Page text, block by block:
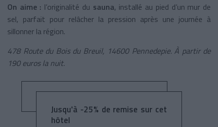
On aime : l’originalité du sauna, installé au pied d’un mur de
sel, parfait pour relâcher la pression après une journée à
sillonner la région.
478 Route du Bois du Breuil, 14600 Pennedepie. À partir de
190 euros la nuit.
Jusqu'à -25% de remise sur cet
hôtel